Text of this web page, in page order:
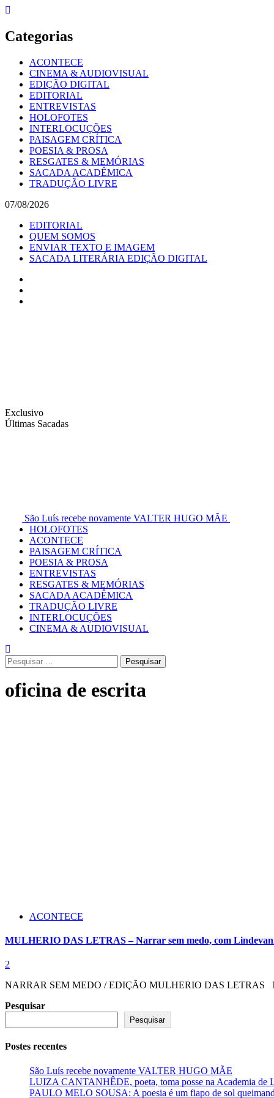
Skip
content
Categorias
ACONTECE
CINEMA & AUDIOVISUAL
EDIÇÃO DIGITAL
EDITORIAL
ENTREVISTAS
HOLOFOTES
INTERLOCUÇÕES
PAISAGEM CRÍTICA
POESIA & PROSA
RESGATES & MEMÓRIAS
SACADA ACADÊMICA
TRADUÇÃO LIVRE
07/08/2026
EDITORIAL
QUEM SOMOS
ENVIAR TEXTO E IMAGEM
SACADA LITERÁRIA EDIÇÃO DIGITAL
Exclusivo
Últimas Sacadas
São Luís recebe novamente VALTER HUGO MÃE
HOLOFOTES
ACONTECE
PAISAGEM CRÍTICA
POESIA & PROSA
ENTREVISTAS
RESGATES & MEMÓRIAS
SACADA ACADÊMICA
TRADUÇÃO LIVRE
INTERLOCUÇÕES
CINEMA & AUDIOVISUAL
Pesquisar
por:
oficina de escrita
ACONTECE
MULHERIO DAS LETRAS – Narrar sem medo, com
2
NARRAR SEM MEDO / EDIÇÃO MULHERIO DAS LETRAS
Pesquisar
Pesquisar
Postes recentes
São Luís recebe novamente VALTER HUGO MÃE
LUIZA CANTANHÊDE, poeta, toma posse na Academia de
PAULO MELO SOUSA: A poesia é um fiapo de sol